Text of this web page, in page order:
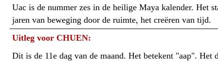
Uac is de nummer zes in de heilige Maya kalender. Het
jaren van beweging door de ruimte, het creëren van tijd.
Uitleg voor CHUEN:
Dit is de 11e dag van de maand. Het betekent "aap". Het